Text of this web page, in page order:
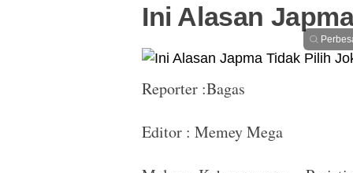
Ini Alasan
Reporter :Bagas
Editor : Memey Mega